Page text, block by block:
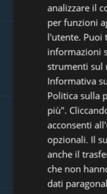
AI
analizzare il
per funzioni
l'utente. Puoi
informazioni
strumenti sul
Informativa
Politica sulla
più".
acconsenti
opzionali. Il
anche il
che non
dati